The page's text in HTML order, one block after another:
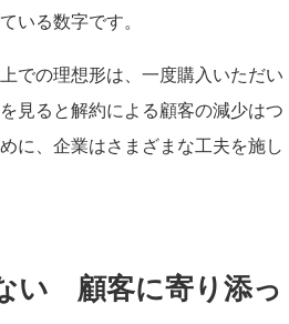
いる数字です。
での理想形は、一度購入いただい
見ると解約による顧客の減少はつ
に、企業はさまざまな工夫を施し
い 顧客に寄り添っ